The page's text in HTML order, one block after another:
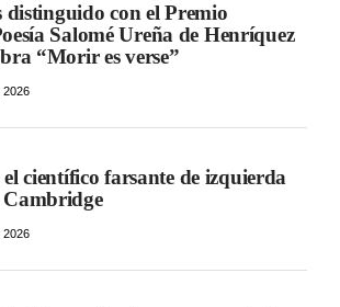
distinguido con el Premio
Salomé Ureña de Henríquez
“Morir es verse”
2026
científico farsante de izquierda
Cambridge
2026